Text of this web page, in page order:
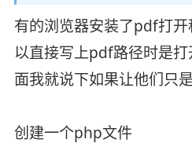
有的浏览器安装了pdf打
以直接写上pdf路径时是
面我就说下如果让他们只
创建一个php文件